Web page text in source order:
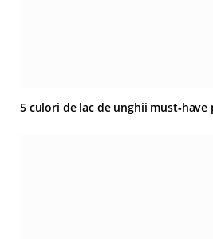
5 culori de lac de unghii must‑have